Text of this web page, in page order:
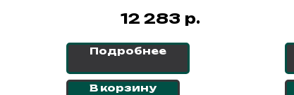
12 283 р.
Подробнее
В корзину